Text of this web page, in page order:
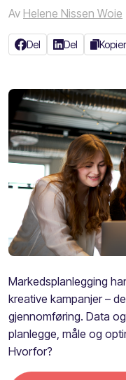
Av Helene Nissen Woie
Del Del Kopier
Markedsplanlegging
kreative kampanjer –
gjennomføring. Data
planlegge, måle og
Hvorfor?